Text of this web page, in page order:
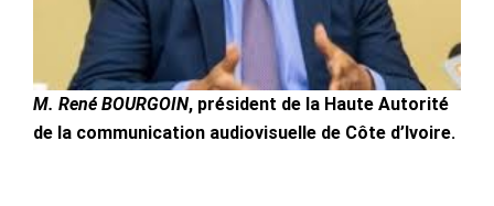
M. René BOURGOIN, président de la Haute Autorité
de la communication audiovisuelle de Côte d’Ivoire.